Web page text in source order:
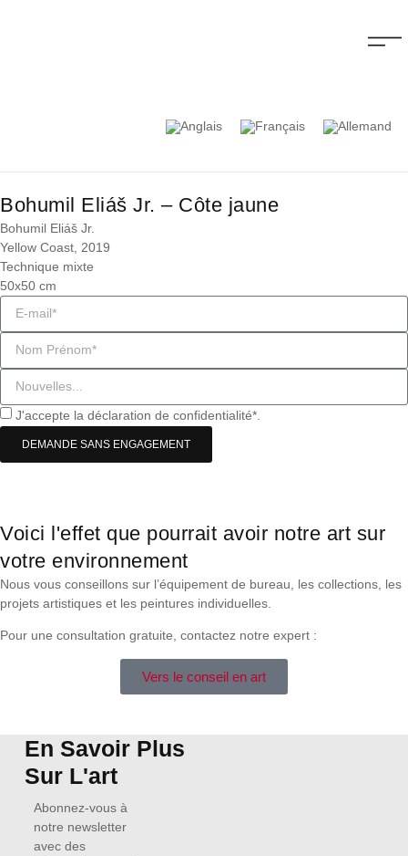
Bohumil Eliáš Jr. – Côte jaune
Bohumil Eliáš Jr.
Yellow Coast, 2019
Technique mixte
50x50 cm
J'accepte la déclaration de confidentialité*.
DEMANDE SANS ENGAGEMENT
Voici l'effet que pourrait avoir notre art sur
votre environnement
Nous vous conseillons sur l’équipement de bureau, les collections, les
projets artistiques et les peintures individuelles.
Pour une consultation gratuite, contactez notre expert :
Vers le conseil en art
En Savoir Plus
Sur L'art
Abonnez-vous à
notre newsletter
avec des